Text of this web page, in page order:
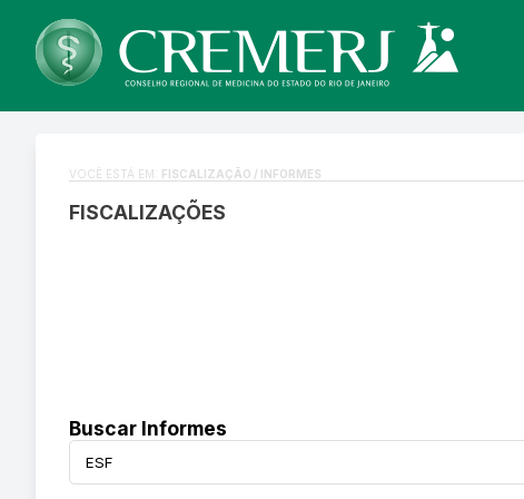
VOCÊ ESTÁ EM: FISCALIZAÇÃO / INFORMES
FISCALIZAÇÕES
Buscar Informes